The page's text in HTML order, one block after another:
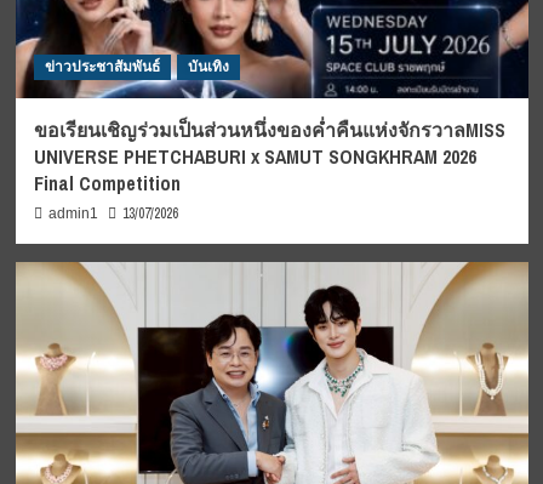
ข่าวประชาสัมพันธ์ บันเทิง
ขอเรียนเชิญร่วมเป็นส่วนหนึ่งของค่ำคืนแห่งจักรวาลMISS
UNIVERSE PHETCHABURI x SAMUT SONGKHRAM 2026
Final Competition
admin1 13/07/2026